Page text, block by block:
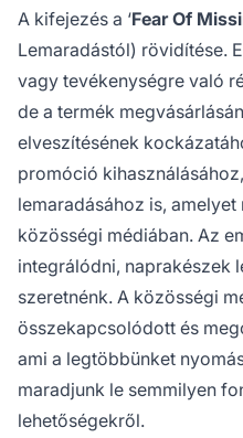
A kifejezés a ‘Fear Of
Lemaradástól) rövidítése.
vagy tevékenységre való
de a termék
elveszítésének
promóció
lemaradásához is,
közösségi médiában. Az
integrálódni, naprakészek
szeretnénk. A közösségi
összekapcsolódott és
ami a legtöbbünket
maradjunk le semmilyen
lehetőségekről.